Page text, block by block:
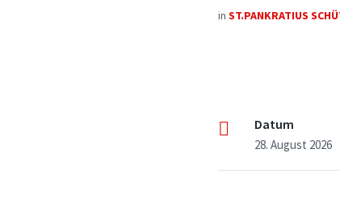
inST.PANKRATIUS
Datum
28. August 2026